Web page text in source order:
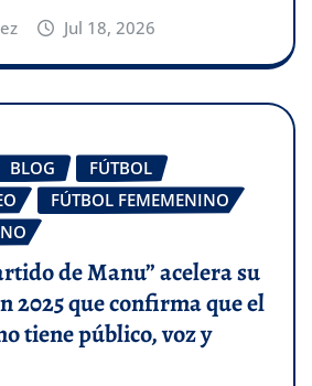
Jul 18, 2026
BLOG
FÚTBOL
FÚTBOL FEMEMENINO
de Manu” acelera su
2025 que confirma que el
tiene público, voz y